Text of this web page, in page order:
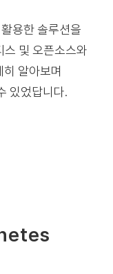
용한 솔루션을
스 및 오픈소스와
알아보며
있었답니다.